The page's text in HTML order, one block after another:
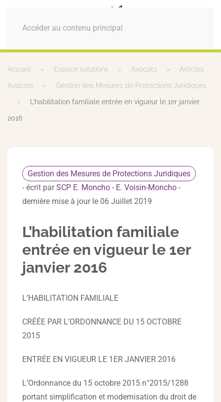
Accéder au contenu principal
MENU
Accueil Espace solutions Avocats Articles
Avocats Gestion des Mesures de Protections Juridiques
L’habilitation familiale entrée en vigueur le 1er janvier
2016
Gestion des Mesures de Protections Juridiques
- écrit parSCP E. Moncho - E. Voisin-Moncho -
dernière mise à jour le 06 Juillet 2019
L’habilitation familiale
entrée en vigueur le 1er
janvier 2016
L’HABILITATION FAMILIALE
CRÉÉE PAR L’ORDONNANCE DU 15 OCTOBRE
2015
ENTRÉE EN VIGUEUR LE 1ER JANVIER 2016
L’Ordonnance du 15 octobre 2015 n°2015/1288
portant simplification et modernisation du droit de